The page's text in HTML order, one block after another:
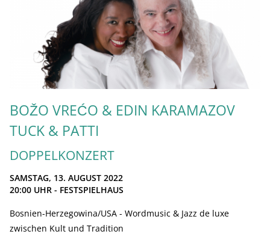
BOŽO VREĆO & EDIN KARAMAZOV
TUCK & PATTI
DOPPELKONZERT
SAMSTAG, 13. AUGUST 2022
20:00 UHR - FESTSPIELHAUS
Bosnien-Herzegowina/USA - Wordmusic & Jazz de luxe
zwischen Kult und Tradition